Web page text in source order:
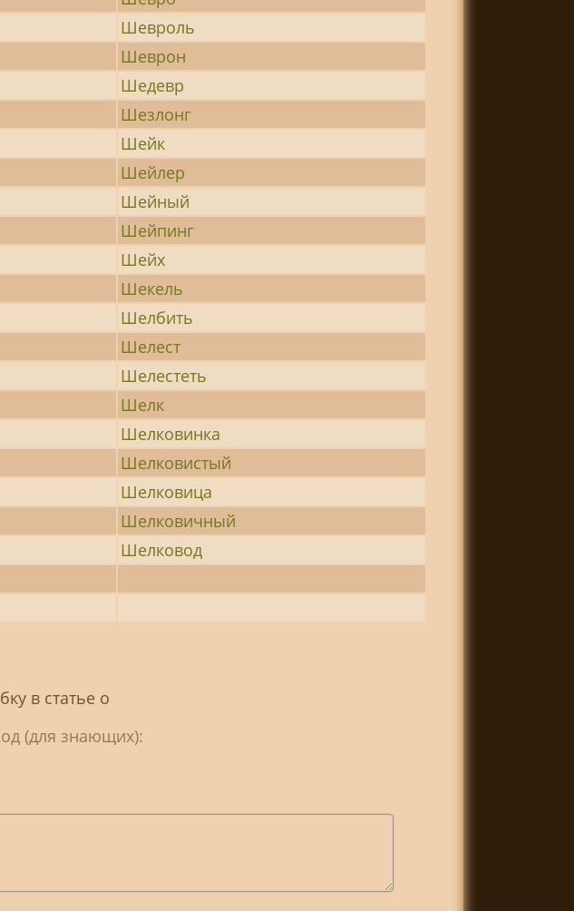
Шевроль
Шеврон
Шедевр
Шезлонг
Шейк
Шейлер
Шейный
Шейпинг
Шейх
Шекель
Шелбить
Шелест
Шелестеть
Шелк
Шелковинка
Шелковистый
Шелковица
Шелковичный
Шелковод
в статье о
(для знающих):